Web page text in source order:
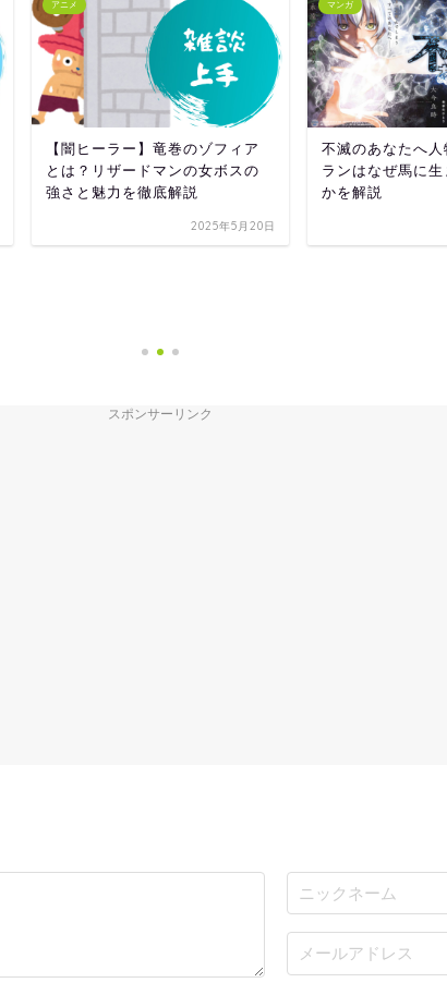
アニメ
【闇ヒーラー】竜巻のゾフィア
とは？リザードマンの女ボスの
強さと魅力を徹底解説
2025年5月20日
マンガ
不滅のあなたへ人
ランはなぜ馬に
かを解説
スポンサーリンク